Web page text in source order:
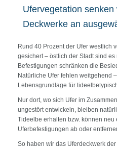
Ufervegetation
Deckwerke an
Rund 40 Prozent der Ufer westlich
gesichert – östlich der Stadt sind
Befestigungen schränken die
Natürliche Ufer fehlen weitgehend
Lebensgrundlage für
Nur dort, wo sich Ufer im
ungestört entwickeln, bleiben
Tideelbe erhalten bzw. können
Uferbefestigungen ab oder
So haben wir das Uferdeckwerk